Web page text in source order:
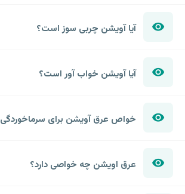
آیا آویشن چربی سوز است؟
آیا آویشن خواب آور است؟
خواص عرق آویشن برای سرماخوردگی
عرق اویشن چه خواصی دارد؟